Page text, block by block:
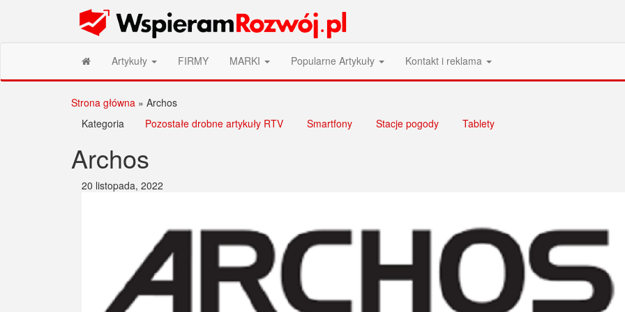
Wspieram Rozwój PL
Artykuły FIRMY MARKI Popularne Artykuły Kontakt i reklama
Strona główna » Archos
Kategoria
Pozostałe drobne artykuły RTV Smartfony Stacje pogody Tablety
Archos
20 listopada, 2022